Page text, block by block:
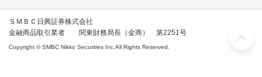
ＳＭＢＣ日興証券株式会社
金融商品取引業者 関東財務局長（金商） 第2251号
Copyright © SMBC Nikko Securities Inc.All Rights Reserved.